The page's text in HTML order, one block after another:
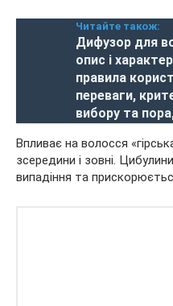
Читайте також:
Дифузор для
опис і
правила
переваги,
вибору та
Впливає на волосся
зсередини і зовні.
випадіння та